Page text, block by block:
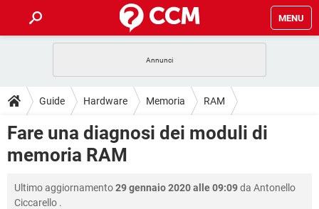
MENU
INTRATTENIMENTO ANDROID
iOS WINDOWS 10
INSTAGRAM
HARDWARE
GUIDE
COVID-19 GAMING
INTRATTENIMENTO ANDROID
INSTAGRAM WHATSAPP
DOWNLOAD
COVID-19
iOS
FORUM
COVID-19 GAMING
GLOSSARIO
Guide Hardware Memoria RAM
Fare una diagnosi dei moduli di
memoria RAM
Ultimo aggiornamento29 gennaio 2020 alle 09:09da Antonello
Ciccarello .